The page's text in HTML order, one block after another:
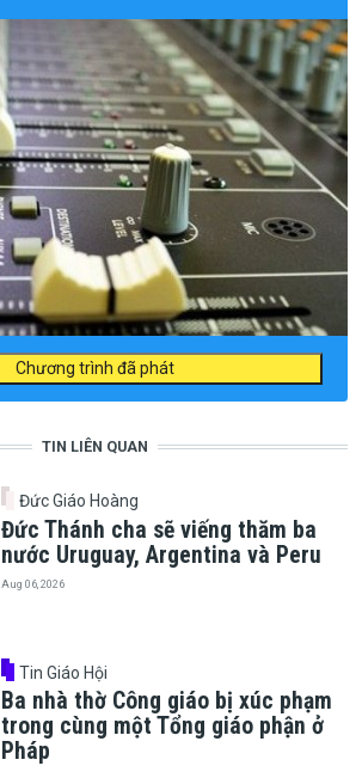
Chương trình đã phát
TIN LIÊN QUAN
Đức Giáo Hoàng
Đức Thánh cha sẽ viếng thăm ba
nước Uruguay, Argentina và Peru
Aug 06, 2026
Tin Giáo Hội
Ba nhà thờ Công giáo bị xúc phạm
trong cùng một Tổng giáo phận ở
Pháp